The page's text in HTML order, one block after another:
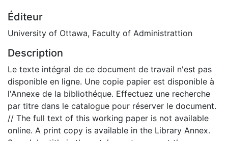
Éditeur
University of Ottawa, Faculty of Administrattion
Description
Le texte intégral de ce document de travail n'est pas
disponible en ligne. Une copie papier est disponible à
l'Annexe de la bibliothéque. Effectuez une recherche
par titre dans le catalogue pour réserver le document.
// The full text of this working paper is not available
online. A print copy is available in the Library Annex.